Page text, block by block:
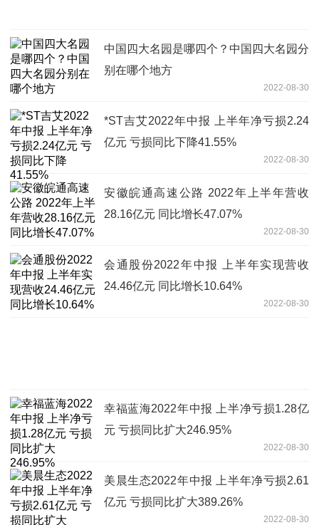
中国四大名园是哪四个？中国四大名园分
别在哪个地方
2022-08-30
*ST吉艾2022年中报 上半年净亏损2.24
亿元 亏损同比下降41.55%
2022-08-30
安徽皖通高速公路 2022年上半年营收
28.16亿元 同比增长47.07%
2022-08-30
会通股份2022年中报 上半年实现营收
24.46亿元 同比增长10.64%
2022-08-30
幸福蓝海2022年中报 上半净亏损1.28亿
元 亏损同比扩大246.95%
2022-08-30
美晨生态2022年中报 上半年净亏损2.61
亿元 亏损同比扩大389.26%
2022-08-30